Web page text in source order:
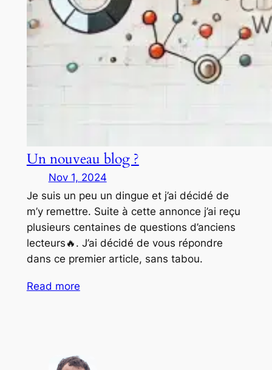
Un nouveau blog ?
Nov 1, 2024
Je suis un peu un dingue et j’ai décidé de
m’y remettre. Suite à cette annonce j’ai reçu
plusieurs centaines de questions d’anciens
lecteurs🔥. J’ai décidé de vous répondre
dans ce premier article, sans tabou.
Read more